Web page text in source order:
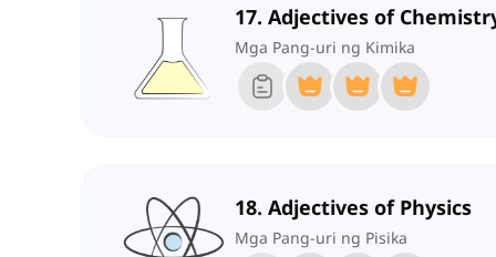
17. Adjectives of
Mga Pang-uri ng Kimika
18. Adjectives of Physics
Mga Pang-uri ng Pisika